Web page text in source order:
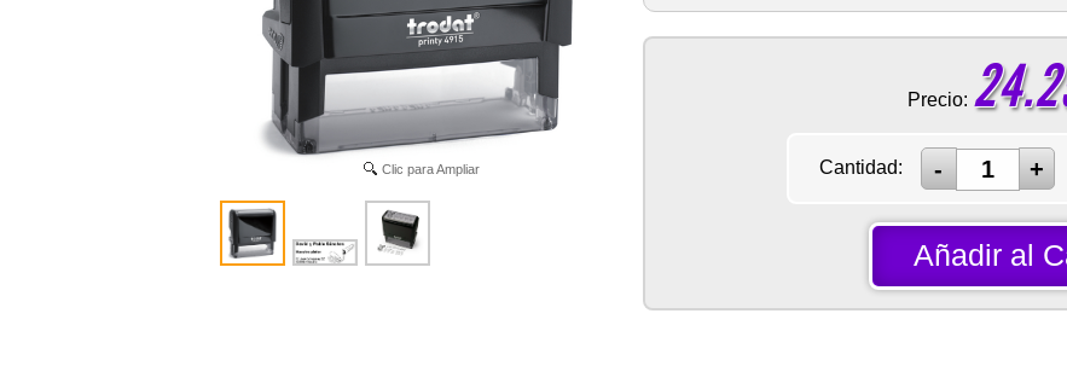
Clic para Ampliar
Precio:
Cantidad:
Añadir al